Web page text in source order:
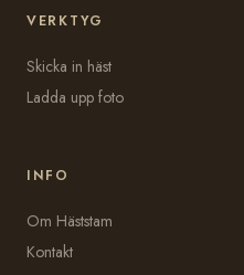
VERKTYG
Skicka in häst
Ladda upp foto
INFO
Om Häststam
Kontakt